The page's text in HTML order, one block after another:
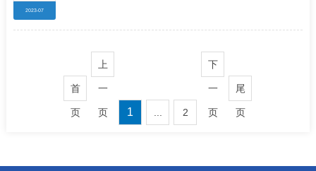
2023-07
首
页
上
一
页 1 2
下
一
页
尾
页